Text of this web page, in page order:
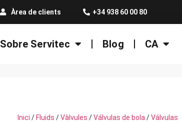
Àrea de clients +34 938 60 00 80
Sobre Servitec Blog CA
Inici / Fluids /Vàlvules /Válvulas de bola /Válvulas